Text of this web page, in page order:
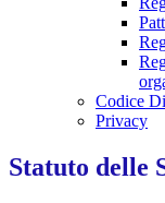
Codice
Privacy
Statuto delle